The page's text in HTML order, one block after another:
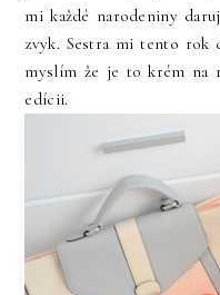
mi každé narodeniny
zvyk. Sestra mi tento rok
myslím že je to krém na
edícii.